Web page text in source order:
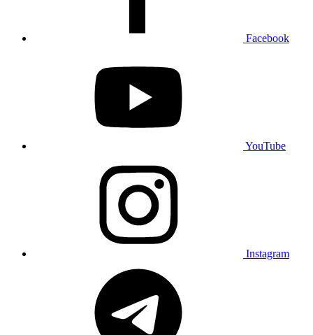
Facebook
YouTube
Instagram